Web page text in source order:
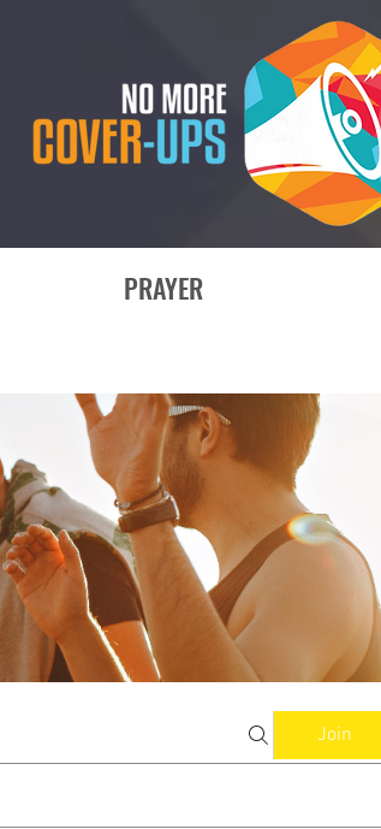
PRAYER
Join